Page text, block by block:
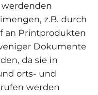
z.B. durch
an Printprodukten
Dokumente
da sie in
orts- und
werden